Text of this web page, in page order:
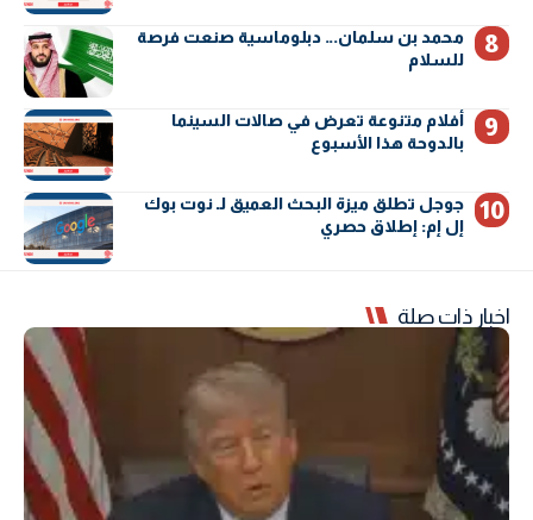
محمد بن سلمان… دبلوماسية صنعت فرصة
للسلام
أفلام متنوعة تعرض في صالات السينما
بالدوحة هذا الأسبوع
جوجل تطلق ميزة البحث العميق لـ نوت بوك
إل إم: إطلاق حصري
اخبار ذات صلة